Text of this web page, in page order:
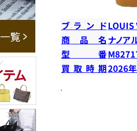
ブランドLOUIS
商品名 ナノア
型番
買取時期2026